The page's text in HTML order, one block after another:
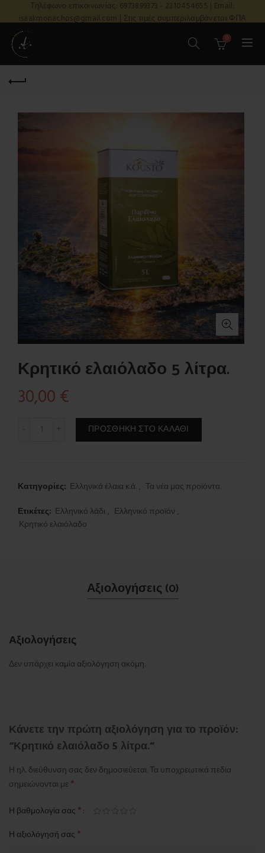
Τηλέφωνο επικοινωνίας: 6973899373 - 2310454655 | Email:
isaakmonachos@gmail.com | Στις τιμές συμπεριλαμβάνεται ΦΠΑ
0
Κρητικό ελαιόλαδο 5 λίτρα.
30,00 €
Κρητικό ελαιόλαδο 5 λίτρα. ποσότητα
ΠΡΟΣΘΉΚΗ ΣΤΟ ΚΑΛΆΘΙ
Κατηγορίες: Ελληνικά έλαια κ.ά., Τα νέα μας προϊόντα.
Ετικέτες: Ελληνικό λάδι , Ελληνικό προϊόν ,
Κρητικό ελαιόλαδο
Αξιολογήσεις (0)
Αξιολογήσεις
Δεν υπάρχει καμία αξιολόγηση ακόμη.
Κάνετε την πρώτη αξιολόγηση για το προϊόν:
“Κρητικό ελαιόλαδο 5 λίτρα.”
Η ηλ. διεύθυνση σας δεν δημοσιεύεται.Τα υποχρεωτικά πεδία
σημειώνονται με *
Η βαθμολογία σας *
Η αξιολόγησή σας *